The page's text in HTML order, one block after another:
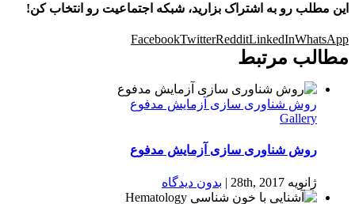
این مطلب رو به اشتراک بزارید، شبکه اجتماعیت رو انتخاب کن!
FacebookTwitterRedditLinkedInWhatsApp
مطالب مرتبط
روش شناوری سازی آزمايش مدفوع
Gallery
روش شناوری سازی آزمايش مدفوع
ژانویه 28th, 2017 | بدون ديدگاه